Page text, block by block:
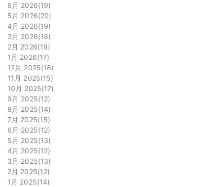
6月 2026 19
5月 2026 20
4月 2026 19
3月 2026 18
2月 2026 18
1月 2026 17
12月 2025 18
11月 2025 15
10月 2025 17
9月 2025 12
8月 2025 14
7月 2025 15
6月 2025 12
5月 2025 13
4月 2025 12
3月 2025 13
2月 2025 12
1月 2025 14